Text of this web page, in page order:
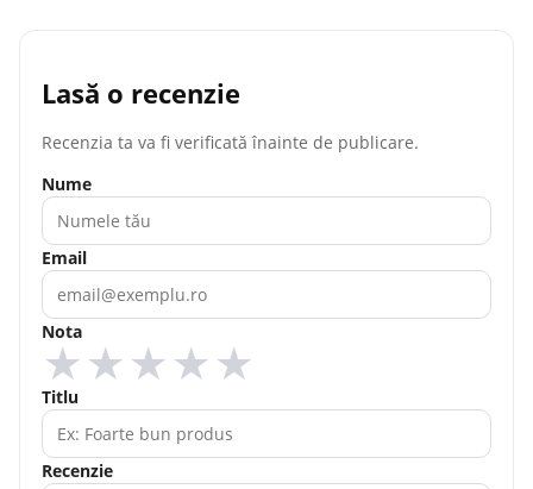
Lasă o recenzie
Recenzia ta va fi verificată înainte de publicare.
Nume
Email
Nota
★
★
★
★
★
Titlu
Recenzie